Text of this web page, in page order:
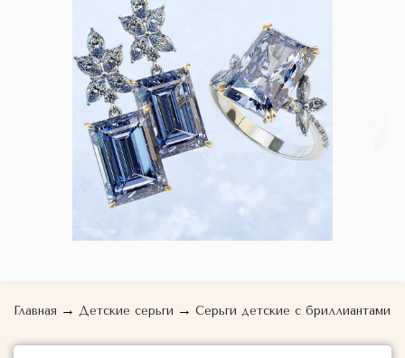
Главная → Детские серьги → Серьги детские с бриллиантами